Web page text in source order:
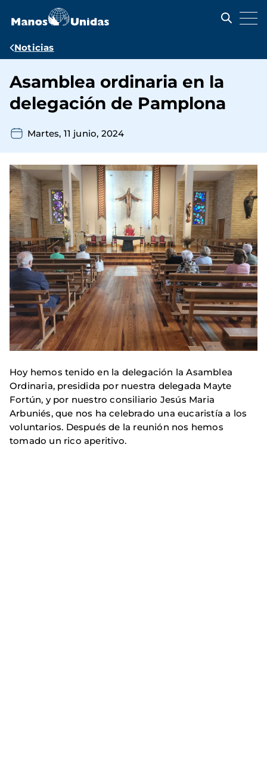
contenido
Ruta
navegación
Noticias
Asamblea ordinaria en la
delegación de Pamplona
Martes, 11 junio, 2024
Hoy hemos tenido en la delegación la Asamblea
Ordinaria, presidida por nuestra delegada Mayte
Fortún, y por nuestro consiliario Jesús Maria
Arbuniés, que nos ha celebrado una eucaristía a los
voluntarios. Después de la reunión nos hemos
tomado un rico aperitivo.